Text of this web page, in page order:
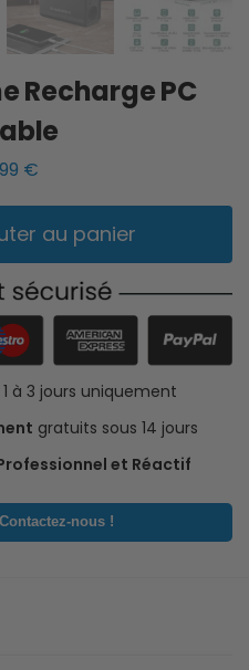
Recharge PC
€
au panier
à 3 jours uniquement
gratuits sous 14 jours
et Réactif
nous !